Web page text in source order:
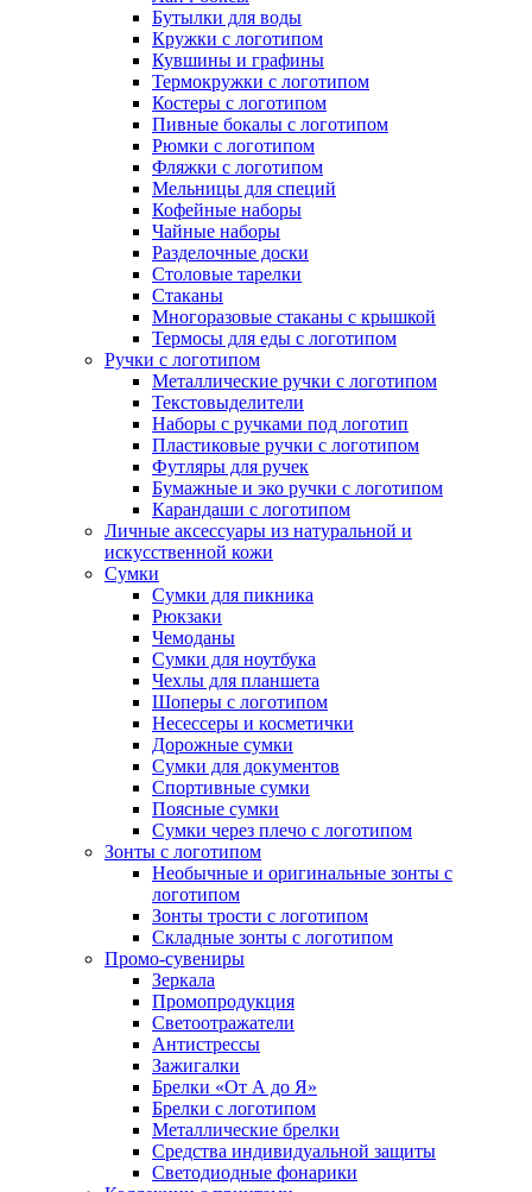
Бутылки для воды
Кружки с логотипом
Кувшины и графины
Термокружки с логотипом
Костеры с логотипом
Пивные бокалы с логотипом
Рюмки с логотипом
Фляжки с логотипом
Мельницы для специй
Кофейные наборы
Чайные наборы
Разделочные доски
Столовые тарелки
Стаканы
Многоразовые стаканы с крышкой
Термосы для еды с логотипом
Ручки с логотипом
Металлические ручки с логотипом
Текстовыделители
Наборы с ручками под логотип
Пластиковые ручки с логотипом
Футляры для ручек
Бумажные и эко ручки с логотипом
Карандаши с логотипом
Личные аксессуары из натуральной и
искусственной кожи
Сумки
Сумки для пикника
Рюкзаки
Чемоданы
Сумки для ноутбука
Чехлы для планшета
Шоперы с логотипом
Несессеры и косметички
Дорожные сумки
Сумки для документов
Спортивные сумки
Поясные сумки
Сумки через плечо с логотипом
Зонты с логотипом
Необычные и оригинальные зонты с
логотипом
Зонты трости с логотипом
Складные зонты с логотипом
Промо-сувениры
Зеркала
Промопродукция
Светоотражатели
Антистрессы
Зажигалки
Брелки «От А до Я»
Брелки с логотипом
Металлические брелки
Средства индивидуальной защиты
Светодиодные фонарики